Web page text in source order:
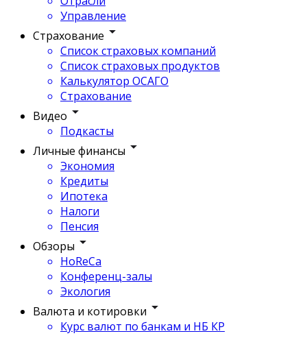
Управление
Страхование
Список страховых компаний
Список страховых продуктов
Калькулятор ОСАГО
Страхование
Видео
Подкасты
Личные финансы
Экономия
Кредиты
Ипотека
Налоги
Пенсия
Обзоры
HoReCa
Конференц-залы
Экология
Валюта и котировки
Курс валют по банкам и НБ КР